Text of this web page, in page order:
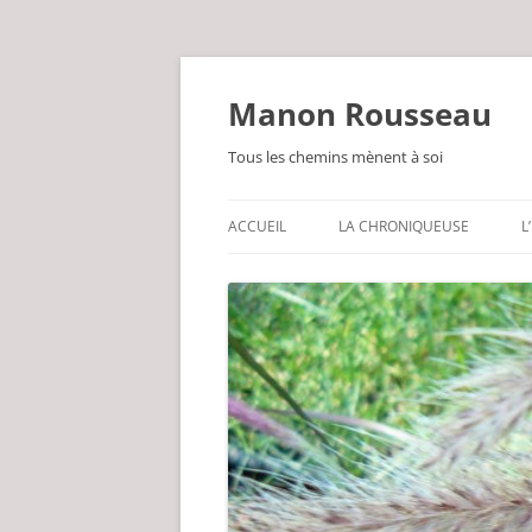
Manon Rousseau
Tous les chemins mènent à soi
ACCUEIL LA CHRONIQUEUSE
LEG DE GRAND-MÈRE
GUÉRISSEUSE PAR NATURE
UN BRIN POÈTE
INLASSABLEMENT JARDINIÈRE